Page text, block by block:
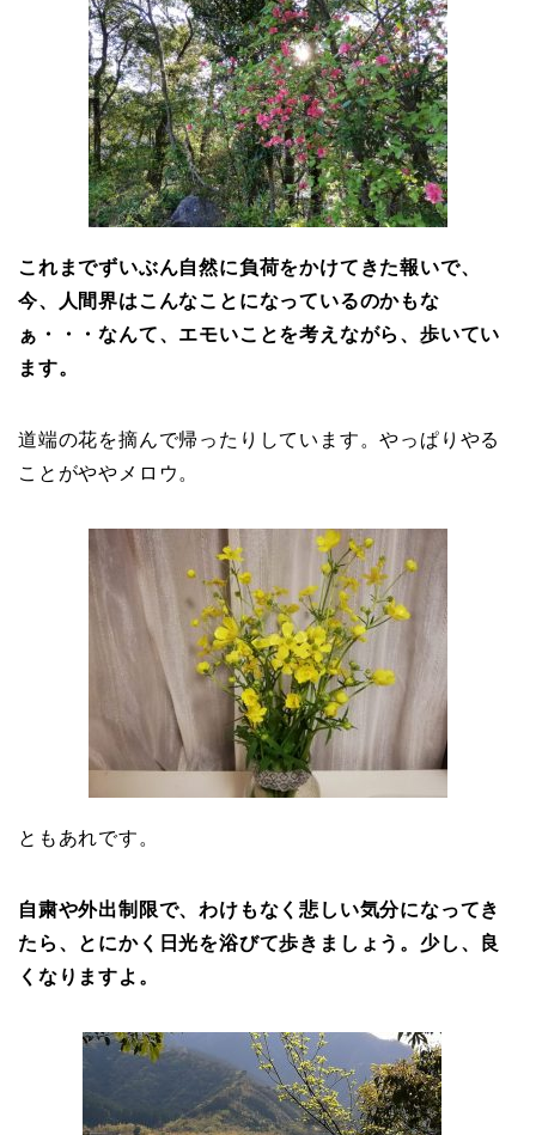
これまでずいぶん自然に負荷をかけてきた報いで、
今、人間界はこんなことになっているのかもな
ぁ・・・なんて、エモいことを考えながら、歩いてい
ます。
道端の花を摘んで帰ったりしています。やっぱりやる
ことがややメロウ。
ともあれです。
自粛や外出制限で、わけもなく悲しい気分になってき
たら、とにかく日光を浴びて歩きましょう。少し、良
くなりますよ。